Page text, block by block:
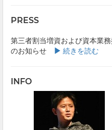
PRESS
第三者割当増資および資本業
のお知らせ
続きを読む
INFO